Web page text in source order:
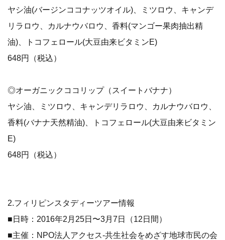
ヤシ油(バージンココナッツオイル)、ミツロウ、キャンデ
リラロウ、カルナウバロウ、香料(マンゴー果肉抽出精
油)、トコフェロール(大豆由来ビタミンE)
648円（税込）
◎オーガニックココリップ（スイートバナナ）
ヤシ油、ミツロウ、キャンデリラロウ、カルナウバロウ、
香料(バナナ天然精油)、トコフェロール(大豆由来ビタミン
E)
648円（税込）
2.フィリピンスタディーツアー情報
■日時：2016年2月25日〜3月7日（12日間）
■主催：NPO法人アクセス-共生社会をめざす地球市民の会